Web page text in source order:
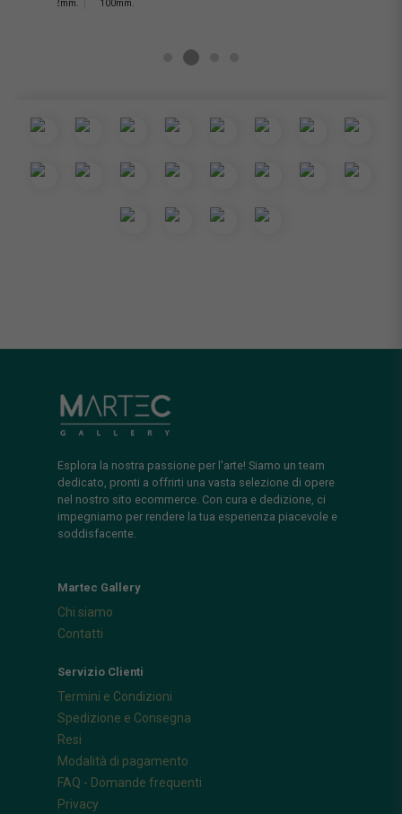
Esplora la nostra passione per l'arte! Siamo un team
dedicato, pronti a offrirti una vasta selezione di opere
nel nostro sito ecommerce. Con cura e dedizione, ci
impegniamo per rendere la tua esperienza piacevole e
soddisfacente.
Martec Gallery
Chi siamo
Contatti
Servizio Clienti
Termini e Condizioni
Spedizione e Consegna
Resi
Modalità di pagamento
FAQ - Domande frequenti
Privacy